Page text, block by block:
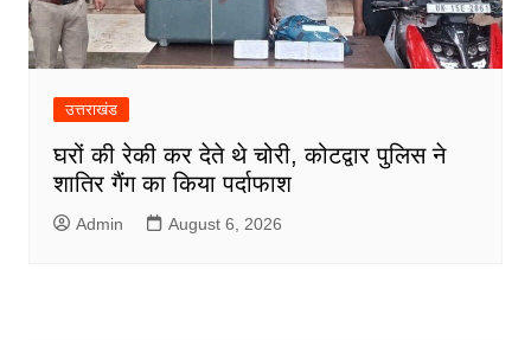
उत्तराखंड
घरों की रेकी कर देते थे चोरी, कोटद्वार पुलिस ने
शातिर गैंग का किया पर्दाफाश
Admin August 6, 2026